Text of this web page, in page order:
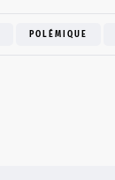
POLÉMIQUE